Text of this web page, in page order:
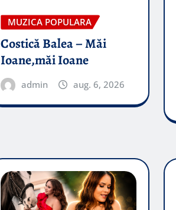
MUZICA POPULARA
Costică Balea – Măi
Ioane,măi Ioane
admin aug. 6, 2026